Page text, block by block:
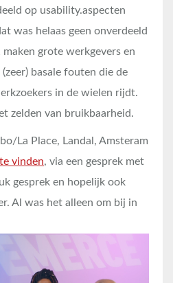
op usability.aspecten
was helaas geen onverdeeld
grote werkgevers en
basale fouten die de
in de wielen rijdt.
zelden van bruikbaarheid.
La Place, Landal, Amsteram
vinden, via een gesprek met
gesprek en hopelijk ook
Al was het alleen om bij in